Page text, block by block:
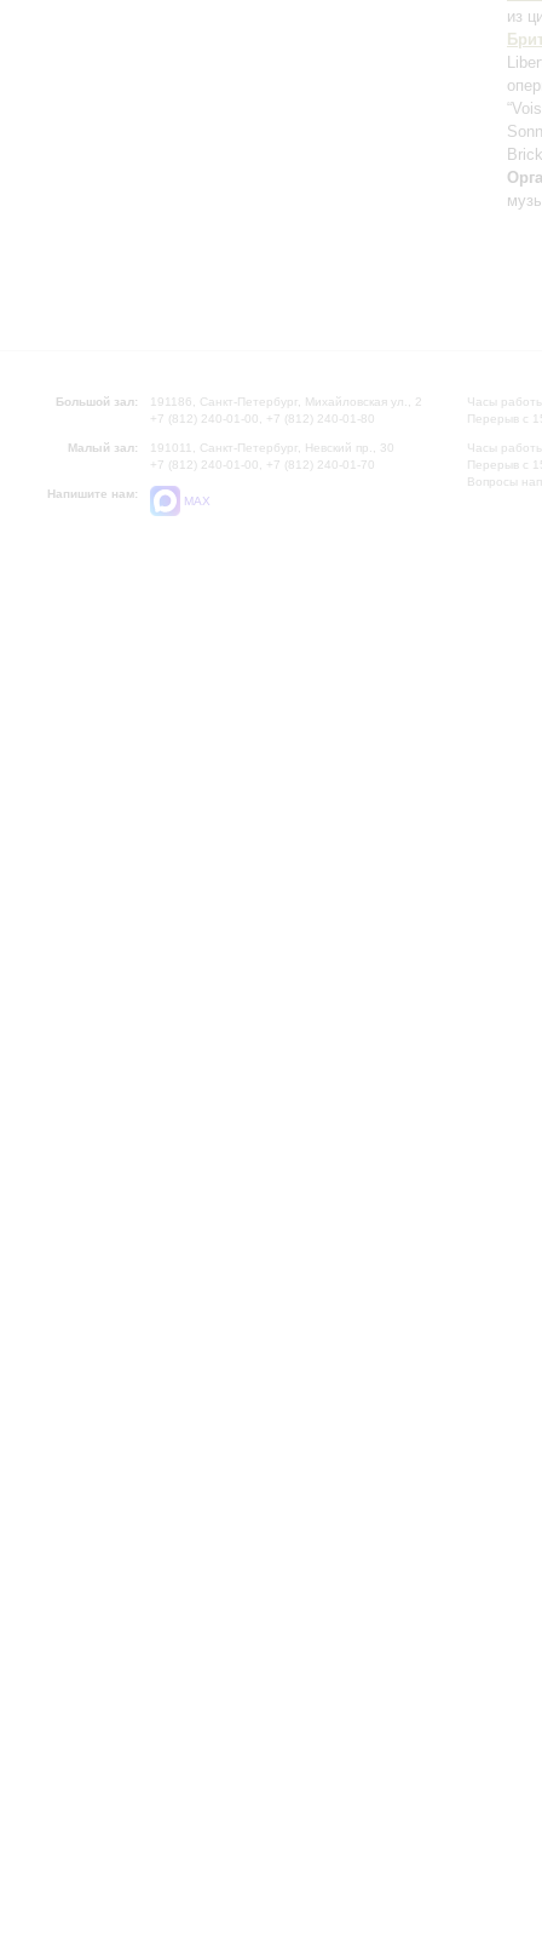
из
Большой зал:
191186, Санкт-Петербург, Михайловская ул., 2
+7 (812) 240-01-00, +7 (812) 240-01-80
Малый зал:
191011, Санкт-Петербург, Невский пр., 30
+7 (812) 240-01-00, +7 (812) 240-01-70
Напишите нам:
MAX
Часы
Перерыв с
Часы
Перерыв с
Вопросы